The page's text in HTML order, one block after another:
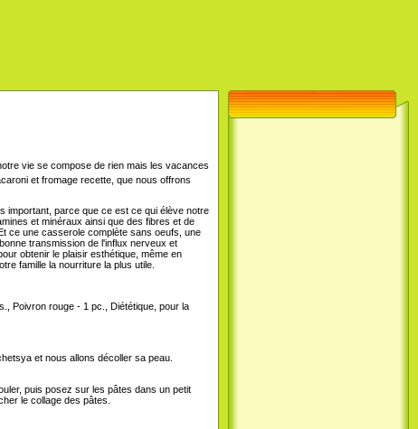
vie se compose de rien mais les vacances
et fromage recette, que nous offrons
important, parce que ce est ce qui élève notre
et minéraux ainsi que des fibres et de
ce une casserole complète sans oeufs, une
transmission de l'influx nerveux et
obtenir le plaisir esthétique, même en
famille la nourriture la plus utile.
Poivron rouge - 1 pc., Diététique, pour la
et nous allons décoller sa peau.
puis posez sur les pâtes dans un petit
le collage des pâtes.